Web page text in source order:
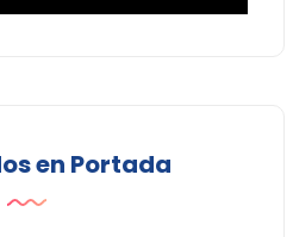
en Portada